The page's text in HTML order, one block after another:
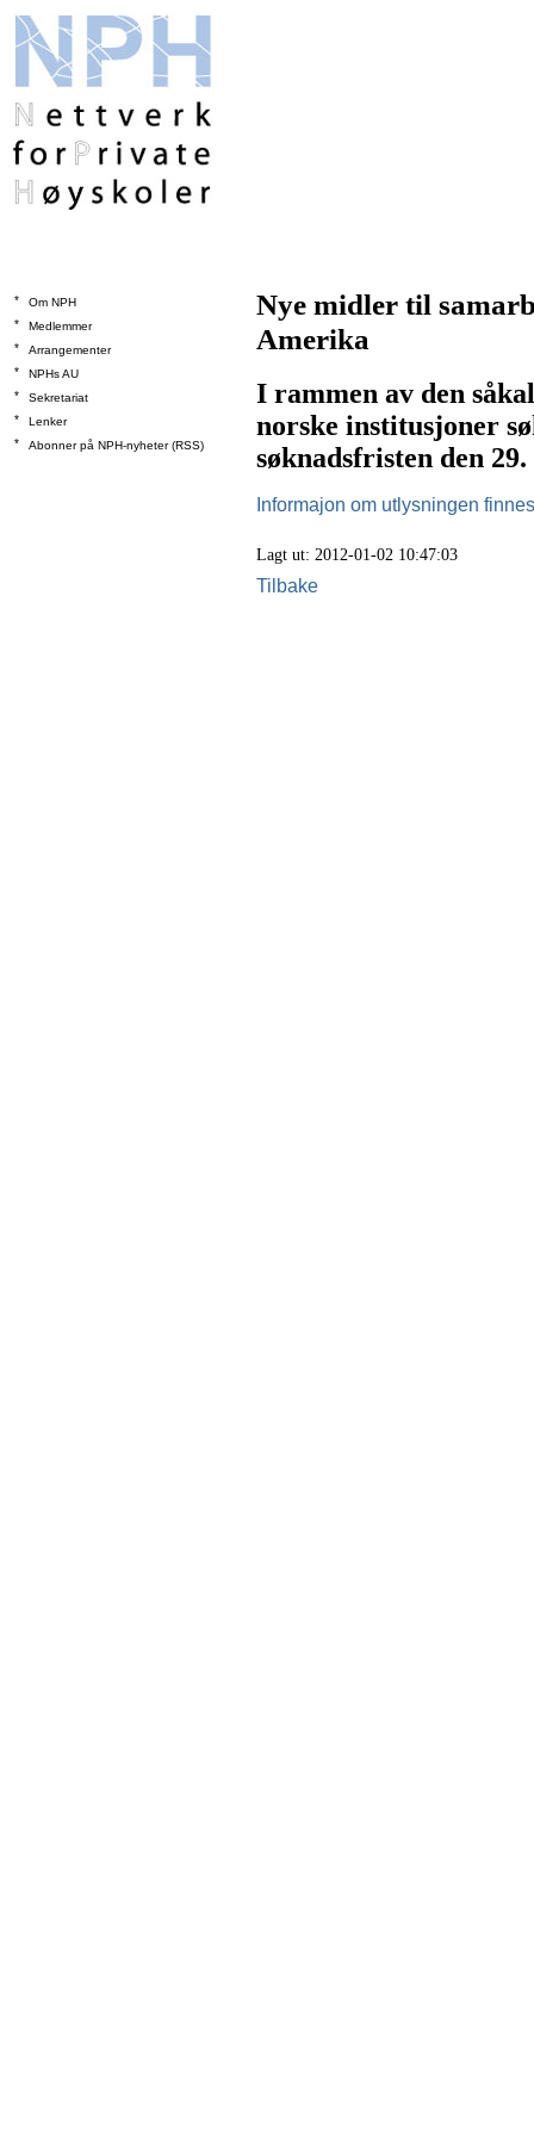
*
Om NPH
*
Medlemmer
*
Arrangementer
*
NPHs AU
*
Sekretariat
*
Lenker
*
Abonner på NPH-nyheter (RSS)
Nye midler til
Amerika
I rammen av den
norske institusjoner
søknadsfristen den
Informajon om utlysningen
Lagt ut: 2012-01-02 10:47:03
Tilbake